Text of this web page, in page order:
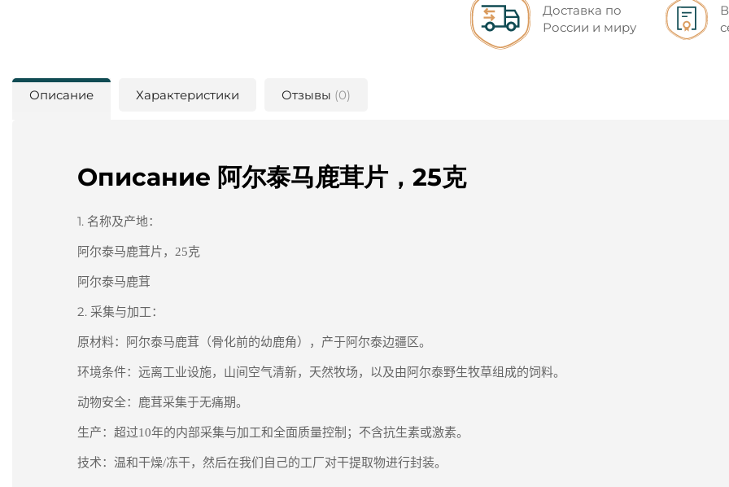
Доставка по
России и миру
Описание Характеристики Отзывы (0)
Описание 阿尔泰马鹿茸片，25克
1. 名称及产地：
阿尔泰马鹿茸片， 25克
阿尔泰马鹿茸
2. 采集与加工：
原材料：阿尔泰马鹿茸（骨化前的幼鹿角），产于阿尔泰边疆区。
环境条件：远离工业设施，山间空气清新，天然牧场，以及由阿尔泰野生牧草组成的饲料。
动物安全：鹿茸采集于无痛期。
生产：超过10年的内部采集与加工和全面质量控制；不含抗生素或激素。
技术：温和干燥/冻干，然后在我们自己的工厂对干提取物进行封装。